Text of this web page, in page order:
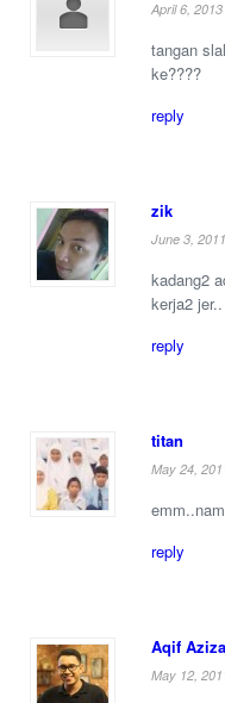
April 6, 2013
tangan
ke????
reply
zik
June 3, 2011
kadang2
kerja2
reply
titan
May 24,
reply
Aqif
May 12,